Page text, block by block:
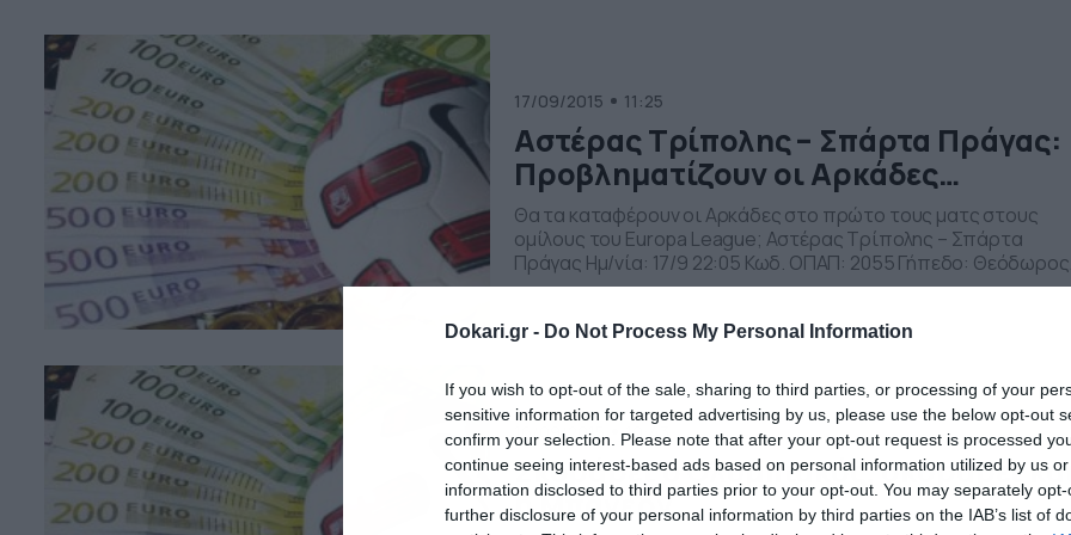
Dokari.gr - Do Not Process My Personal Information
If you wish to opt-out of the sale, sharing to third parties, or processing of your
sensitive information for targeted advertising by us, please use the below opt-out
confirm your selection. Please note that after your opt-out request is processed
continue seeing interest-based ads based on personal information utilized by us
information disclosed to third parties prior to your opt-out. You may separately
further disclosure of your personal information by third parties on the IAB’s list of
17/09/2015 11:25
Αστέρας Τρίπολης – Σπάρτα Πράγας:
Προβληματίζουν οι Αρκάδες…
Θα τα καταφέρουν οι Αρκάδες στο πρώτο τους ματς στους
ομίλους του Europa League; Αστέρας Τρίπολης – Σπάρτα
Πράγας Ημ/νία: 17/9 22:05 Κωδ. ΟΠΑΠ: 2055 Γήπεδο: Θεόδωρος
Κολοκοτρώνης (7.717) Απόσταση: 2.139 χλμ. Διαιτητής:
Αστέρας Τρίπολης Την ευκαιρία να δώσει δυνατούς αγώνες
16/09/2015 10:43
Σκοράρει ο Ολυμπιακός, σκοράρει
η Μπάγερν